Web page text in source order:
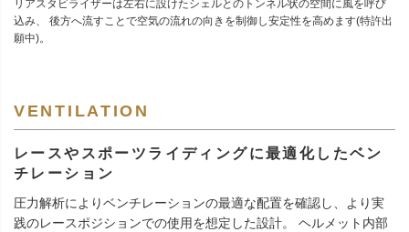
リアスタビライザーは左右に設けたシェルとのトンネル状の空間に風を呼び
込み、 後方へ流すことで空気の流れの向きを制御し安定性を高めます(特許出
願中)。
VENTILATION
レースやスポーツライディングに最適化したベン
チレーション
圧力解析によりベンチレーションの最適な配置を確認し、より実
践のレースポジションでの使用を想定した設計。 ヘルメット内部